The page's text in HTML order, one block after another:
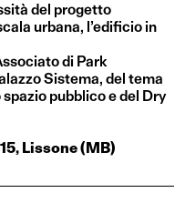
del progetto
urbana, l’edificio in
di Park
Sistema, del tema
pubblico e del Dry
Lissone (MB)